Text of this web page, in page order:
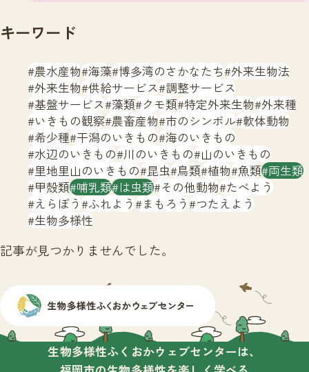
サイトマップ
キーワード
農水産物 海藻 博多湾のさかなたち 外来生物法
外来生物 供給サービス 調整サービス
基盤サービス 藻類 クモ類 特定外来生物 外来種
いきもの観察 農畜産物 市のシンボル 軟体動物
希少種 干潟のいきもの 海のいきもの
水辺のいきもの 川のいきもの 山のいきもの
里地里山のいきもの 昆虫 鳥類 植物 魚類 両生類
甲殻類 哺乳類 は虫類 その他動物 たべよう
えらぼう ふれよう まもろう つたえよう
生物多様性
記事が見つかりませんでした。
生物多様性ふくおかウェブセンターは、